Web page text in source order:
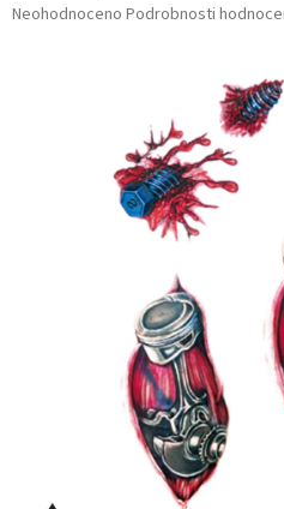
Průměrné
Neohodnoceno Podrobnosti